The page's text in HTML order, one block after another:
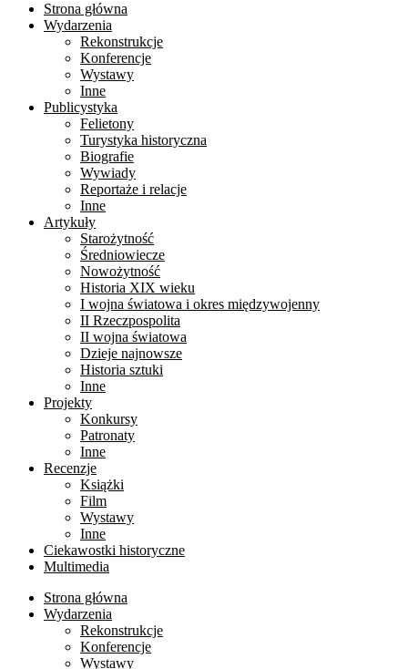
Strona główna
Wydarzenia
Rekonstrukcje
Konferencje
Wystawy
Inne
Publicystyka
Felietony
Turystyka historyczna
Biografie
Wywiady
Reportaże i relacje
Inne
Artykuły
Starożytność
Średniowiecze
Nowożytność
Historia XIX wieku
I wojna światowa i okres międzywojenny
II Rzeczpospolita
II wojna światowa
Dzieje najnowsze
Historia sztuki
Inne
Projekty
Konkursy
Patronaty
Inne
Recenzje
Książki
Film
Wystawy
Inne
Ciekawostki historyczne
Multimedia
Strona główna
Wydarzenia
Rekonstrukcje
Konferencje
Wystawy